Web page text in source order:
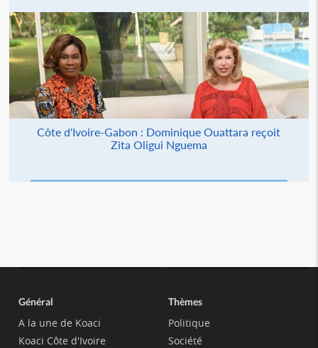
Côte d'Ivoire-Gabon : Dominique Ouattara reçoit
Zita Oligui Nguema
Général
A la une de Koaci
Koaci Côte d'Ivoire
Thèmes
Politique
Société